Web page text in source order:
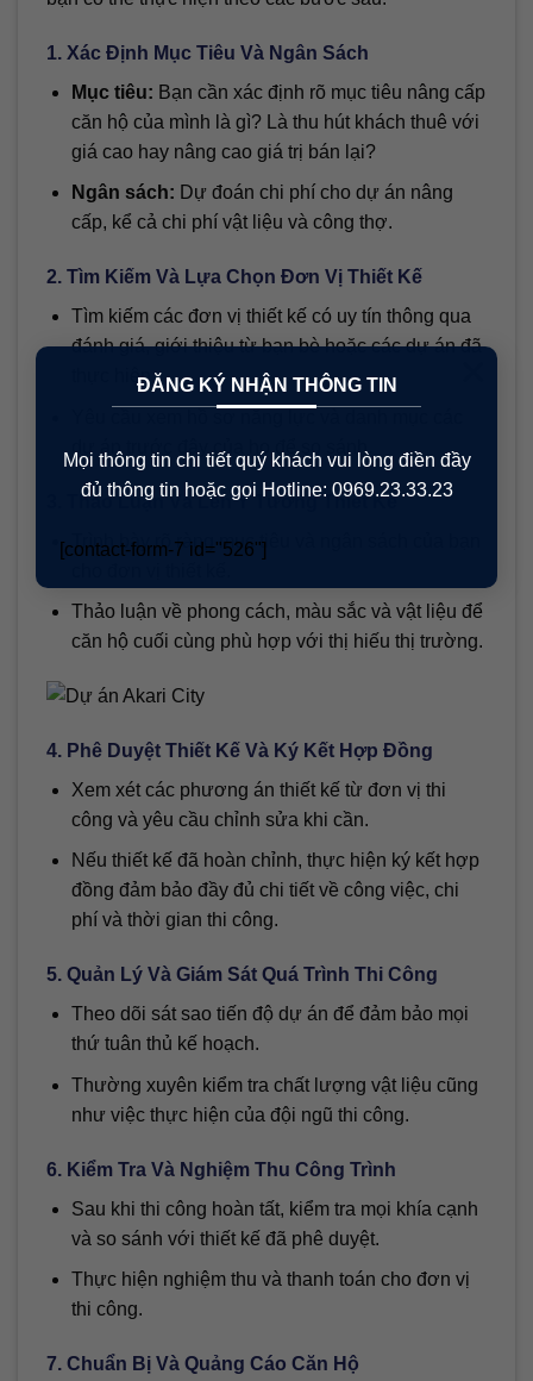
ĐĂNG KÝ NHẬN THÔNG TIN
Mọi thông tin chi tiết quý khách vui lòng điền đầy
đủ thông tin hoặc gọi Hotline: 0969.23.33.23
[contact-form-7 id="526"]
1. Xác Định Mục Tiêu Và Ngân Sách
Mục tiêu: Bạn cần xác định rõ mục tiêu nâng cấp
căn hộ của mình là gì? Là thu hút khách thuê với
giá cao hay nâng cao giá trị bán lại?
Ngân sách: Dự đoán chi phí cho dự án nâng
cấp, kể cả chi phí vật liệu và công thợ.
2. Tìm Kiếm Và Lựa Chọn Đơn Vị Thiết Kế
Tìm kiếm các đơn vị thiết kế có uy tín thông qua
đánh giá, giới thiệu từ bạn bè hoặc các dự án đã
thực hiện.
dự án trước đây của họ để so sánh.
3. Thảo Luận Và Lên Ý Tưởng Thiết Kế
Trình bày rõ ràng mục tiêu và ngân sách của bạn
Thảo luận về phong cách, màu sắc và vật liệu để
căn hộ cuối cùng phù hợp với thị hiếu thị trường.
4. Phê Duyệt Thiết Kế Và Ký Kết Hợp Đồng
Xem xét các phương án thiết kế từ đơn vị thi
công và yêu cầu chỉnh sửa khi cần.
Nếu thiết kế đã hoàn chỉnh, thực hiện ký kết hợp
đồng đảm bảo đầy đủ chi tiết về công việc, chi
phí và thời gian thi công.
5. Quản Lý Và Giám Sát Quá Trình Thi Công
Theo dõi sát sao tiến độ dự án để đảm bảo mọi
thứ tuân thủ kế hoạch.
Thường xuyên kiểm tra chất lượng vật liệu cũng
như việc thực hiện của đội ngũ thi công.
6. Kiểm Tra Và Nghiệm Thu Công Trình
Sau khi thi công hoàn tất, kiểm tra mọi khía cạnh
và so sánh với thiết kế đã phê duyệt.
Thực hiện nghiệm thu và thanh toán cho đơn vị
thi công.
7. Chuẩn Bị Và Quảng Cáo Căn Hộ